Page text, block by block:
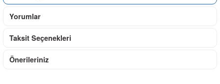
Yorumlar
Taksit Seçenekleri
Önerileriniz